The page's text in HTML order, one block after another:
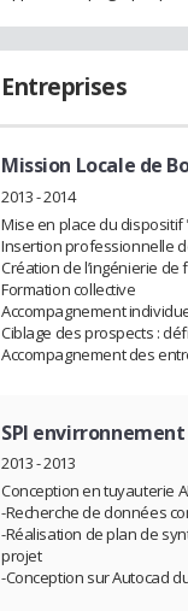
Entreprises
Mission Locale de
2013 - 2014
Mise en place du
Insertion professionnelle
Création de l’ingénierie
Formation collective
Accompagnement
Ciblage des prospects :
Accompagnement des
SPI envirronnement
2013 - 2013
Conception en tuyauterie
-Recherche de données
-Réalisation de plan de
projet
-Conception sur Autocad